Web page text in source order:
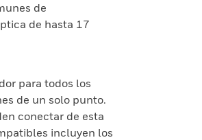
de
de hasta 17
para todos los
de un solo punto.
conectar de esta
incluyen los